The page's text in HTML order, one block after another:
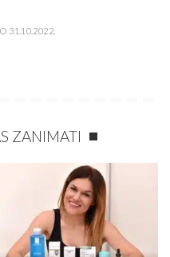
31.10.2022.
ZANIMATI